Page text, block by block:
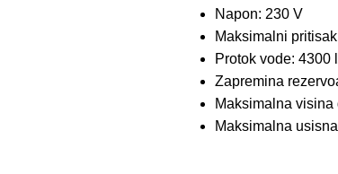
Napon: 230 V
Maksimalni
Protok vode: 4300
Zapremina
Maksimalna visina
Maksimalna